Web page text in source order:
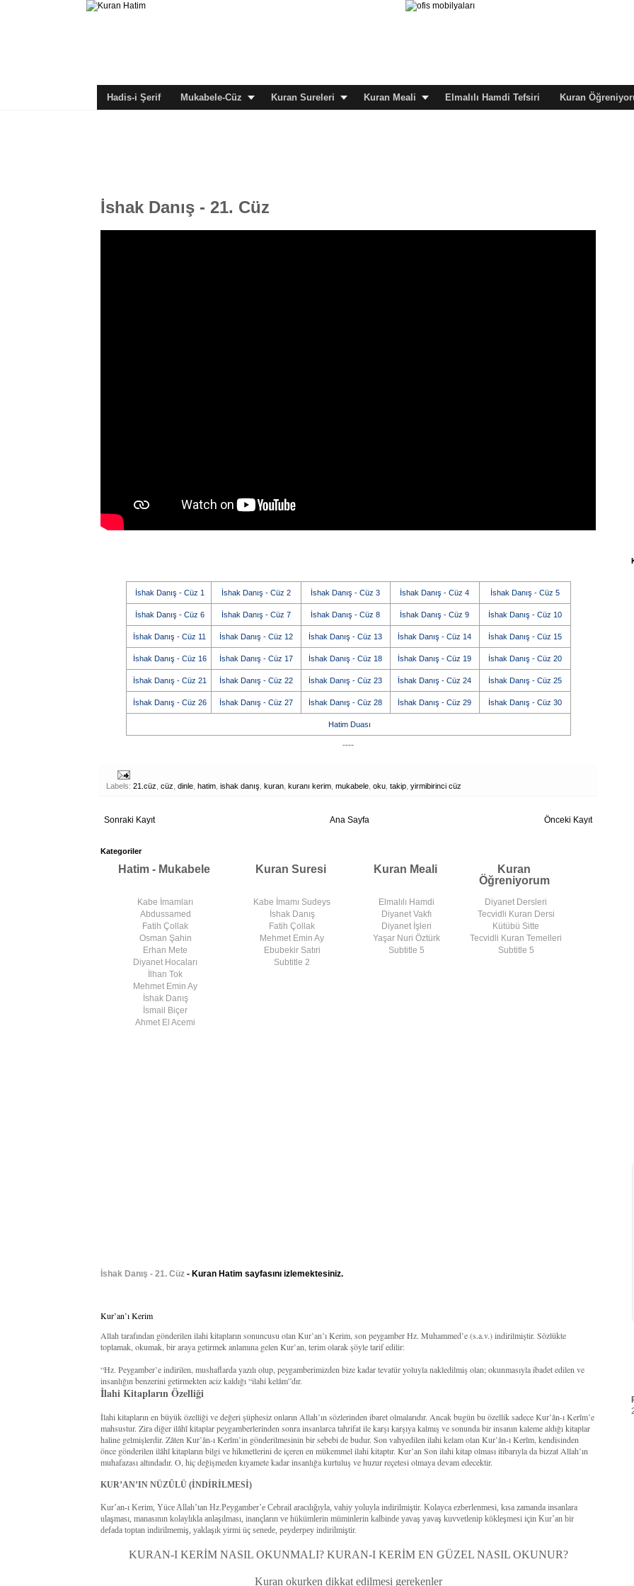
Hadis-i Şerif Mukabele-Cüz Kuran Sureleri Kuran Meali Elmalılı Hamdi Tefsiri Kuran
İshak Danış - 21. Cüz
İshak Danış - Cüz 1 İshak Danış - Cüz 2 İshak Danış - Cüz 3 İshak Danış - Cüz 4 İshak Danış - Cüz 5
İshak Danış - Cüz 6 İshak Danış - Cüz 7 İshak Danış - Cüz 8 İshak Danış - Cüz 9 İshak Danış - Cüz 10
İshak Danış - Cüz 11 İshak Danış - Cüz 12 İshak Danış - Cüz 13 İshak Danış - Cüz 14 İshak Danış - Cüz 15
İshak Danış - Cüz 16 İshak Danış - Cüz 17 İshak Danış - Cüz 18 İshak Danış - Cüz 19 İshak Danış - Cüz 20
İshak Danış - Cüz 21 İshak Danış - Cüz 22 İshak Danış - Cüz 23 İshak Danış - Cüz 24 İshak Danış - Cüz 25
İshak Danış - Cüz 26 İshak Danış - Cüz 27 İshak Danış - Cüz 28 İshak Danış - Cüz 29 İshak Danış - Cüz 30
Hatim Duası
----
Labels: 21.cüz cüz dinle hatim ishak danış kuran kuranı kerim mukabele oku takip yirmibirinci cüz
Sonraki Kayıt Önceki Kayıt
Ana Sayfa
Kategoriler
Hatim - Mukabele Kuran Suresi Kuran Meali
Kuran
Öğreniyorum
Kabe İmamları
Abdussamed
Fatih Çollak
Osman Şahin
Erhan Mete
Diyanet Hocaları
İlhan Tok
Mehmet Emin Ay
İshak Danış
İsmail Biçer
Ahmet El Acemi
Kabe İmamı Sudeys
İshak Danış
Fatih Çollak
Mehmet Emin Ay
Ebubekir Satıri
Subtitle 2
Elmalılı Hamdi
Diyanet Vakfı
Diyanet İşleri
Yaşar Nuri Öztürk
Subtitle 5
Diyanet Dersleri
Tecvidli Kuran Dersi
Kütübü Sitte
Tecvidli Kuran Temelleri
Subtitle 5
İshak Danış - 21. Cüz - Kuran Hatim sayfasını izlemektesiniz.
Kur’an’ı Kerim
Allah tarafından gönderilen ilahi kitapların sonuncusu olan Kur’an’ı Kerim, son peygamber Hz. Muhammed’e (s.a.v.) indirilmiştir. Sözlükte
toplamak, okumak, bir araya getirmek anlamına gelen Kur’an, terim olarak şöyle tarif edilir:
“Hz. Peygamber’e indirilen, mushaflarda yazılı olup, peygamberimizden bize kadar tevatür yoluyla nakledilmiş olan; okunmasıyla ibadet edilen ve
insanlığın benzerini getirmekten aciz kaldığı “ilahi kelâm”dır.
İlahi Kitapların Özelliği
İlahi kitapların en büyük özelliği ve değeri şüphesiz onların Allah’ın sözlerinden ibaret olmalarıdır. Ancak bugün bu özellik sadece Kur’ân-ı Kerîm’e
mahsustur. Zira diğer ilâhî kitaplar peygamberlerinden sonra insanlarca tahrifat ile karşı karşıya kalmış ve sonunda bir insanın kaleme aldığı kitaplar
haline gelmişlerdir. Zâten Kur’ân-ı Kerîm’in gönderilmesinin bir sebebi de budur. Son vahyedilen ilahi kelam olan Kur’ân-ı Kerîm, kendisinden
önce gönderilen ilâhî kitapların bilgi ve hikmetlerini de içeren en mükemmel ilahi kitaptır. Kur’an Son ilahi kitap olması itibarıyla da bizzat Allah’ın
muhafazası altındadır. O, hiç değişmeden kıyamete kadar insanlığa kurtuluş ve huzur reçetesi olmaya devam edecektir.
KUR’AN’IN NÜZÛLÜ (İNDİRİLMESİ)
Kur’an-ı Kerim, Yüce Allah’tan Hz.Peygamber’e Cebrail aracılığıyla, vahiy yoluyla indirilmiştir. Kolayca ezberlenmesi, kısa zamanda insanlara
ulaşması, manasının kolaylıkla anlaşılması, inançların ve hükümlerin müminlerin kalbinde yavaş yavaş kuvvetlenip kökleşmesi için Kur’an bir
defada toptan indirilmemiş, yaklaşık yirmi üç senede, peyderpey indirilmiştir.
KURAN-I KERİM NASIL OKUNMALI? KURAN-I KERİM EN GÜZEL NASIL OKUNUR?
Kuran okurken dikkat edilmesi gerekenler